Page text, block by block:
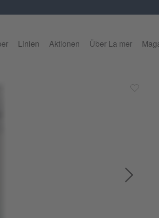
Linien Aktionen Über La mer
überspringen